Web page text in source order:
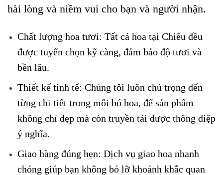
hài lòng và niềm vui cho bạn và người nhận.
Chất lượng hoa tươi: Tất cả hoa tại Chiêu đều
được tuyển chọn kỹ càng, đảm bảo độ tươi và
bền lâu.
Thiết kế tinh tế: Chúng tôi luôn chú trọng đến
từng chi tiết trong mỗi bó hoa, để sản phẩm
không chỉ đẹp mà còn truyền tải được thông điệp
ý nghĩa.
Giao hàng đúng hẹn: Dịch vụ giao hoa nhanh
chóng giúp bạn không bỏ lỡ khoảnh khắc quan